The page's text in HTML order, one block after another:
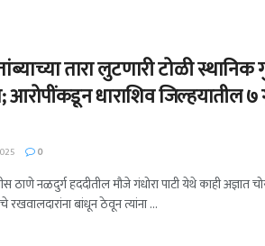
तारा लुटणारी टोळी स्थानिक
आरोपींकडून धाराशिव जिल्हयातील ७
0
ठाणे नळदुर्ग हददीतील मौजे गंधोरा पाटी येथे काही अज्ञात
बांधून ठेवून त्यांना ...